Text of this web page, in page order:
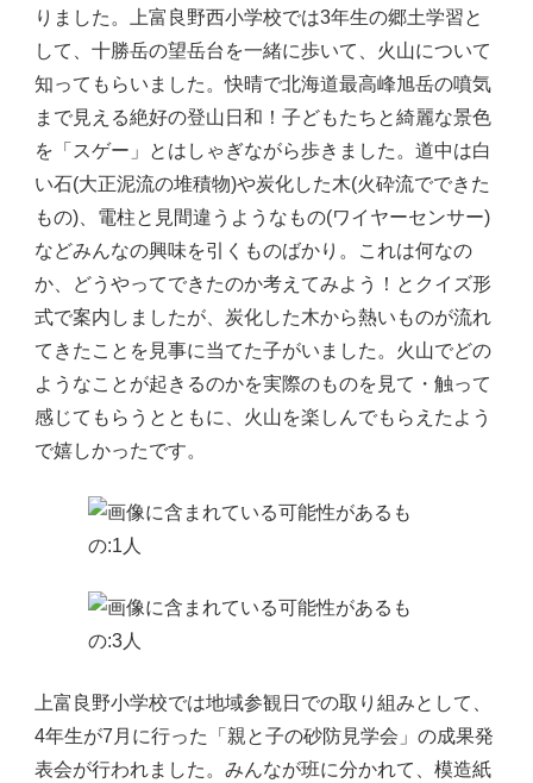
りました。上富良野西小学校では3年生の郷土学習と
して、十勝岳の望岳台を一緒に歩いて、火山について
知ってもらいました。快晴で北海道最高峰旭岳の噴気
まで見える絶好の登山日和！子どもたちと綺麗な景色
を「スゲー」とはしゃぎながら歩きました。道中は白
い石(大正泥流の堆積物)や炭化した木(火砕流でできた
もの)、電柱と見間違うようなもの(ワイヤーセンサー)
などみんなの興味を引くものばかり。これは何なの
か、どうやってできたのか考えてみよう！とクイズ形
式で案内しましたが、炭化した木から熱いものが流れ
てきたことを見事に当てた子がいました。火山でどの
ようなことが起きるのかを実際のものを見て・触って
感じてもらうとともに、火山を楽しんでもらえたよう
で嬉しかったです。
上富良野小学校では地域参観日での取り組みとして、
4年生が7月に行った「親と子の砂防見学会」の成果発
表会が行われました。みんなが班に分かれて、模造紙